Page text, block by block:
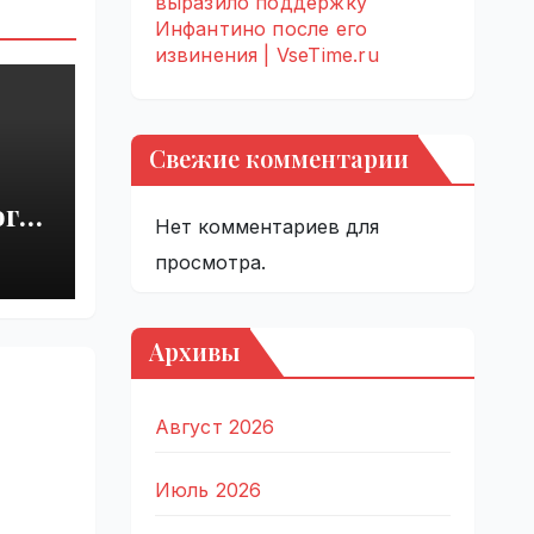
Инфантино после его
извинения | VseTime.ru
Свежие комментарии
Нет комментариев для
просмотра.
Архивы
Август 2026
Июль 2026